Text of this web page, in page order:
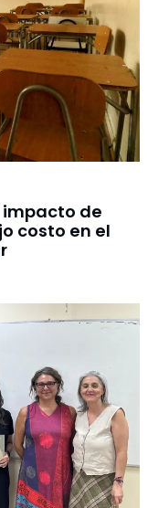
de
costo en el